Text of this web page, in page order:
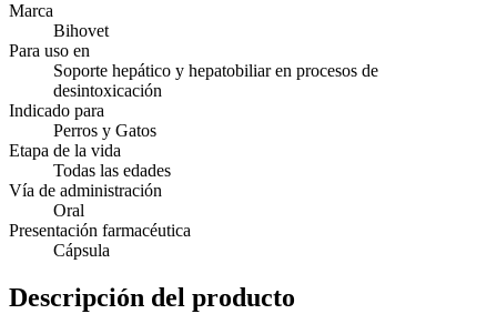
Marca
Bihovet
Para uso en
Soporte hepático y hepatobiliar en procesos de
desintoxicación
Indicado para
Perros y Gatos
Etapa de la vida
Todas las edades
Vía de administración
Oral
Presentación farmacéutica
Cápsula
Descripción del producto